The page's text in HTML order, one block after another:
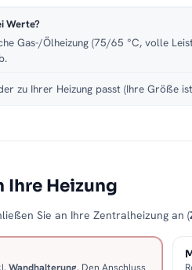
Werte?
Gas-/Ölheizung (75/65 °C, volle
zu Ihrer Heizung passt (Ihre Größe
Ihre Heizung
Sie an Ihre Zentralheizung an (
Wandhalterung. Den Anschluss